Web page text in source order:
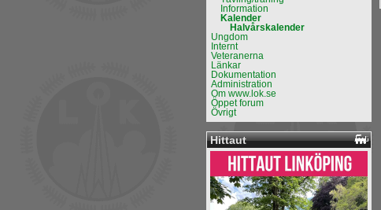
Information
Kalender
Halvårskalender
Ungdom
Internt
Veteranerna
Länkar
Dokumentation
Administration
Om www.lok.se
Öppet forum
Övrigt
Hittaut